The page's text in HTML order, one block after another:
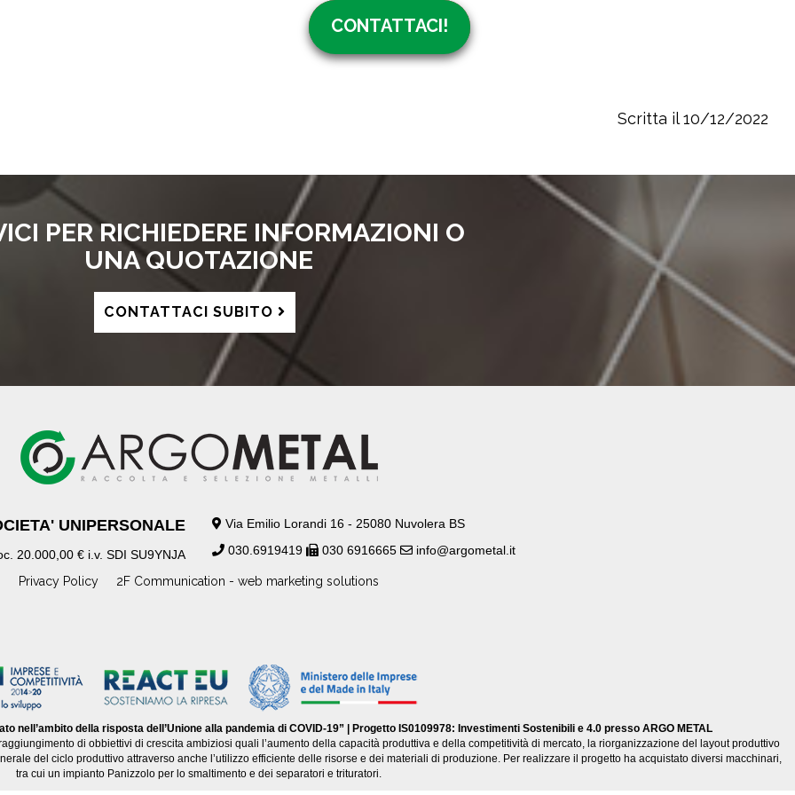
CONTATTACI!
Scritta il 10/12/2022
PER RICHIEDERE INFORMAZIONI O
UNA QUOTAZIONE
CONTATTACI SUBITO
UNIPERSONALE
20.000,00 € i.v. SDI SU9YNJA
Via Emilio Lorandi 16 - 25080 Nuvolera BS
030.6919419
030 6916665 info@argometal.it
Privacy Policy 2F Communication - web marketing solutions
nell’ambito della risposta dell’Unione alla pandemia di COVID-19” | Progetto IS0109978: Investimenti Sostenibili e 4.0 presso ARGO METAL
di obbiettivi di crescita ambiziosi quali l’aumento della capacità produttiva e della competitività di mercato, la riorganizzazione del layout produttivo
del ciclo produttivo attraverso anche l’utilizzo efficiente delle risorse e dei materiali di produzione. Per realizzare il progetto ha acquistato diversi macchinari,
tra cui un impianto Panizzolo per lo smaltimento e dei separatori e trituratori.